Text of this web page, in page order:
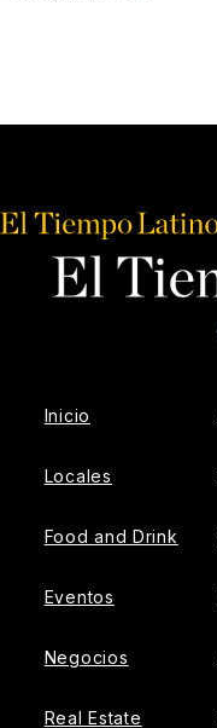
Inicio
Locales
Food and Drink
Eventos
Negocios
Real Estate